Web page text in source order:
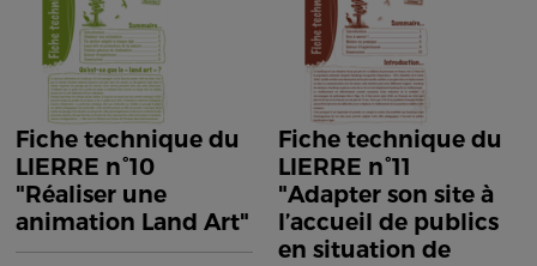
Fiche technique du
LIERRE n°10
"Réaliser une
animation Land Art"
Fiche technique du
LIERRE n°11
"Adapter son site à
l’accueil de publics
en situation de